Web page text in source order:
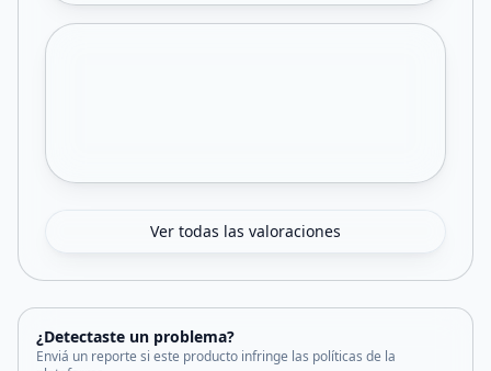
Ver todas las valoraciones
¿Detectaste un problema?
Enviá un reporte si este producto infringe las políticas de la